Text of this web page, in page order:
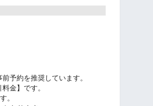
予約を推奨しています。
料金】です。
。